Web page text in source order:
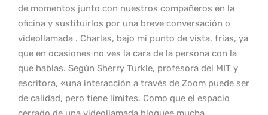
de momentos junto con nuestros compañeros en la
oficina y sustituirlos por una breve conversación o
videollamada . Charlas, bajo mi punto de vista, frías, ya
que en ocasiones no ves la cara de la persona con la
que hablas. Según Sherry Turkle, profesora del MIT y
escritora, «una interacción a través de Zoom puede ser
de calidad, pero tiene límites. Como que el espacio